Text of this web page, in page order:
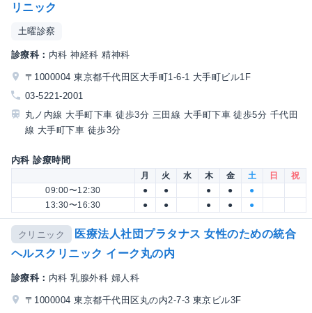
リニック
土曜診察
診療科： 内科 神経科 精神科
〒1000004 東京都千代田区大手町1-6-1 大手町ビル1F
03-5221-2001
丸ノ内線 大手町下車 徒歩3分 三田線 大手町下車 徒歩5分 千代田
線 大手町下車 徒歩3分
内科 診療時間
月 火 水 木 金 土 日
祝
09:00〜12:30
● ● ● ●
●
13:30〜16:30
● ● ● ● ●
クリニック
医療法人社団プラタナス 女性のための統合
ヘルスクリニック イーク丸の内
診療科： 内科 乳腺外科 婦人科
〒1000004 東京都千代田区丸の内2-7-3 東京ビル3F